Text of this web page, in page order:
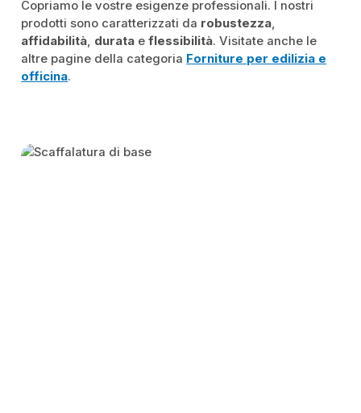
Copriamo le vostre esigenze professionali. I nostri
prodotti sono caratterizzati da robustezza,
affidabilità, durata eflessibilità. Visitate anche le
altre pagine della categoria Forniture per edilizia e
officina.
Skip category gallery